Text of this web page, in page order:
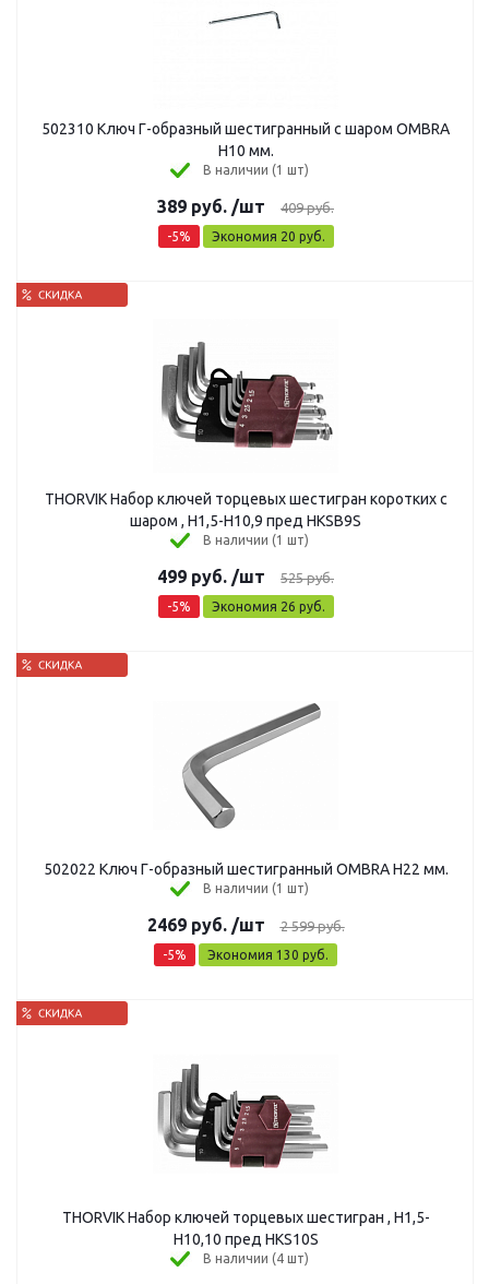
502310 Ключ Г-образный шестигранный с шаром OMBRA
H10 мм.
В наличии (1 шт)
389 руб. /шт 409руб.
-5% Экономия 20 руб.
THORVIK Набор ключей торцевых шестигран коротких с
шаром , Н1,5-Н10,9 пред HKSB9S
В наличии (1 шт)
499 руб. /шт 525руб.
-5% Экономия 26 руб.
502022 Ключ Г-образный шестигранный OMBRA H22 мм.
В наличии (1 шт)
2469руб. /шт 2 599руб.
-5% Экономия 130 руб.
THORVIK Набор ключей торцевых шестигран , Н1,5-
Н10,10 пред HKS10S
В наличии (4 шт)